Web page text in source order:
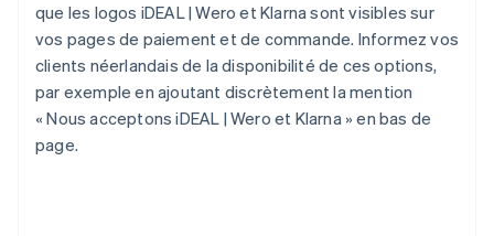
que les logos iDEAL | Wero et Klarna sont visibles sur
vos pages de paiement et de commande. Informez vos
clients néerlandais de la disponibilité de ces options,
par exemple en ajoutant discrètement la mention
« Nous acceptons iDEAL | Wero et Klarna » en bas de
page.